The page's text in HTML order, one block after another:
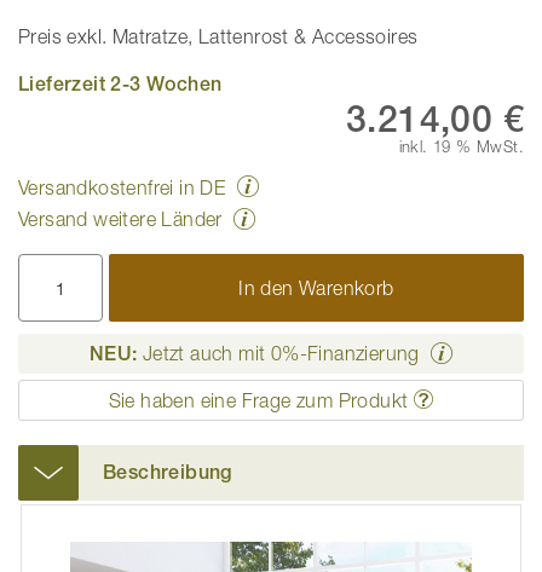
Preis exkl. Matratze, Lattenrost & Accessoires
Lieferzeit 2-3 Wochen
3.214,00 €
inkl. 19 % MwSt.
Versandkostenfrei in DE
Versand weitere Länder
In den Warenkorb
NEU: Jetzt auch mit 0%-Finanzierung
Sie haben eine Frage zum Produkt
Beschreibung